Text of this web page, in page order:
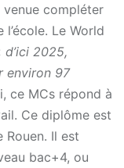
compléter
Le World
d’ici 2025,
environ 97
ce MCs répond à
Ce diplôme est
Rouen. Il est
bac+4, ou